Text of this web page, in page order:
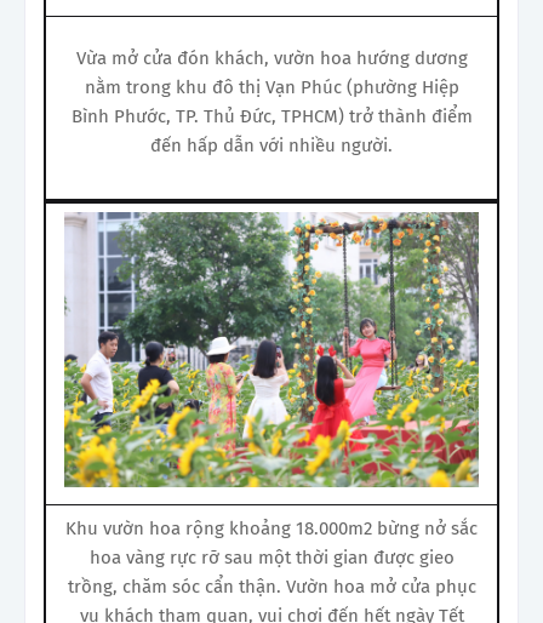
Vừa mở cửa đón khách, vườn hoa hướng dương
nằm trong khu đô thị Vạn Phúc (phường Hiệp
Bình Phước, TP. Thủ Đức, TPHCM) trở thành điểm
đến hấp dẫn với nhiều người.
Khu vườn hoa rộng khoảng 18.000m2 bừng nở sắc
hoa vàng rực rỡ sau một thời gian được gieo
trồng, chăm sóc cẩn thận. Vườn hoa mở cửa phục
vụ khách tham quan, vui chơi đến hết ngày Tết